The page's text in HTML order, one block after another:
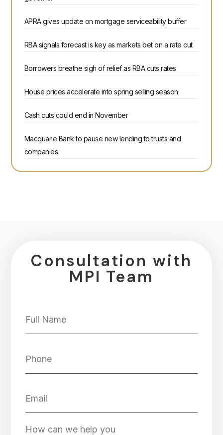
APRA gives update on mortgage serviceability buffer
RBA signals forecast is key as markets bet on a rate cut
Borrowers breathe sigh of relief as RBA cuts rates
House prices accelerate into spring selling season
Cash cuts could end in November
Macquarie Bank to pause new lending to trusts and
companies
Consultation with
MPI Team